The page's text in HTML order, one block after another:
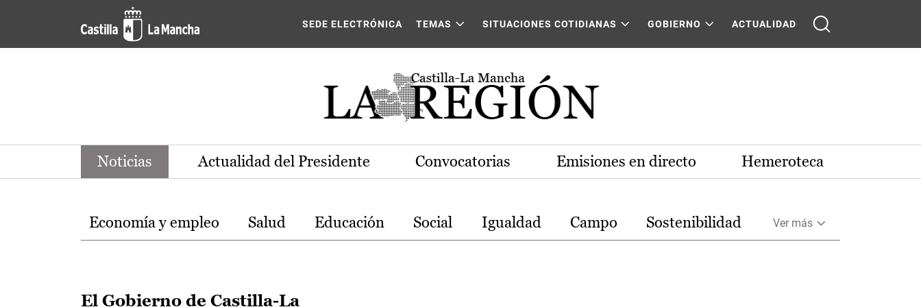
Pasar al contenido principal
Noticias de la región de Castilla-La Mancha
SEDE ELECTRÓNICA TEMAS SITUACIONES COTIDIANAS GOBIERNO ACTUALIDAD
Noticias Actualidad del Presidente Convocatorias Emisiones en directo Hemeroteca
Temas
Economía y empleo Salud Educación Social Igualdad Campo Sostenibilidad Ver más
El Gobierno de Castilla-La